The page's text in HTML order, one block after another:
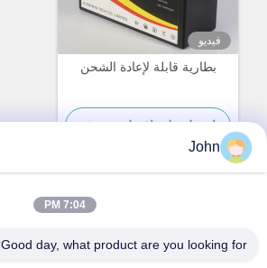
فيديو
بطارية قابلة لإعادة الشحن
احصل على افضل سعر
John
7:04 PM
Good day, what product are you looking for?